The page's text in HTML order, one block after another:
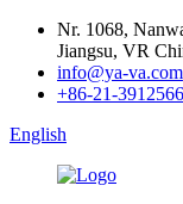
Nr. 1068,
Jiangsu, VR
info@ya-va.com
+86-21-
English